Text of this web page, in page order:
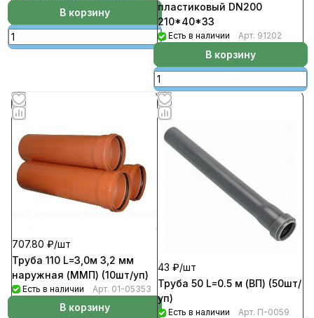
В корзину
пластиковый DN200
210*40*33
Есть в наличии Арт. 91202
В корзину
707.80 ₽/шт
Труба 110 L=3,0м 3,2 мм
наружная (ММП) (10шт/уп)
Есть в наличии Арт. 01-05353
В корзину
43 ₽/шт
Труба 50 L=0.5 м (ВП) (50шт/
уп)
Есть в наличии Арт. П-0059